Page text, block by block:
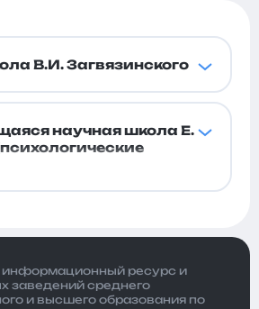
В.И. Загвязинского
научная школа Е.
ресурс и
заведений среднего
и высшего образования по